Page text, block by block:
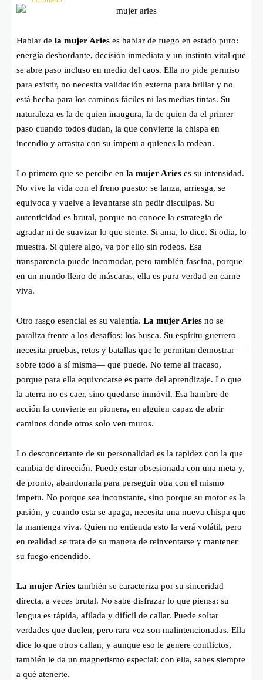
Hablar de la mujer Aries es hablar de fuego en estado puro:
energía desbordante, decisión inmediata y un instinto vital que
se abre paso incluso en medio del caos. Ella no pide permiso
para existir, no necesita validación externa para brillar y no
está hecha para los caminos fáciles ni las medias tintas. Su
naturaleza es la de quien inaugura, la de quien da el primer
paso cuando todos dudan, la que convierte la chispa en
incendio y arrastra con su ímpetu a quienes la rodean.
Lo primero que se percibe en la mujer Aries es su intensidad.
No vive la vida con el freno puesto: se lanza, arriesga, se
equivoca y vuelve a levantarse sin pedir disculpas. Su
autenticidad es brutal, porque no conoce la estrategia de
agradar ni de suavizar lo que siente. Si ama, lo dice. Si odia, lo
muestra. Si quiere algo, va por ello sin rodeos. Esa
transparencia puede incomodar, pero también fascina, porque
en un mundo lleno de máscaras, ella es pura verdad en carne
viva.
Otro rasgo esencial es su valentía. La mujer Aries no se
paraliza frente a los desafíos: los busca. Su espíritu guerrero
necesita pruebas, retos y batallas que le permitan demostrar —
sobre todo a sí misma— que puede. No teme al fracaso,
porque para ella equivocarse es parte del aprendizaje. Lo que
la aterra no es caer, sino quedarse inmóvil. Esa hambre de
acción la convierte en pionera, en alguien capaz de abrir
caminos donde otros solo ven muros.
Lo desconcertante de su personalidad es la rapidez con la que
cambia de dirección. Puede estar obsesionada con una meta y,
de pronto, abandonarla para perseguir otra con el mismo
ímpetu. No porque sea inconstante, sino porque su motor es la
pasión, y cuando esta se apaga, necesita una nueva chispa que
la mantenga viva. Quien no entienda esto la verá volátil, pero
en realidad se trata de su manera de reinventarse y mantener
su fuego encendido.
La mujer Aries también se caracteriza por su sinceridad
directa, a veces brutal. No sabe disfrazar lo que piensa: su
lengua es rápida, afilada y difícil de callar. Puede soltar
verdades que duelen, pero rara vez son malintencionadas. Ella
dice lo que otros callan, y aunque eso le genere conflictos,
también le da un magnetismo especial: con ella, sabes siempre
a qué atenerte.